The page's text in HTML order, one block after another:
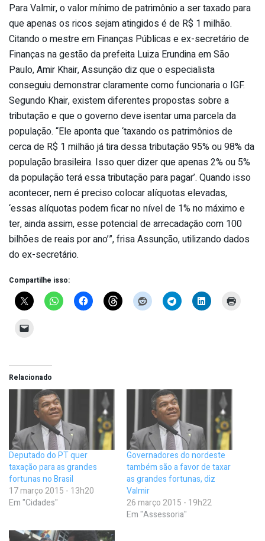
Para Valmir, o valor mínimo de patrimônio a ser taxado para
que apenas os ricos sejam atingidos é de R$ 1 milhão.
Citando o mestre em Finanças Públicas e ex-secretário de
Finanças na gestão da prefeita Luiza Erundina em São
Paulo, Amir Khair, Assunção diz que o especialista
conseguiu demonstrar claramente como funcionaria o IGF.
Segundo Khair, existem diferentes propostas sobre a
tributação e que o governo deve isentar uma parcela da
população. “Ele aponta que ‘taxando os patrimônios de
cerca de R$ 1 milhão já tira dessa tributação 95% ou 98% da
população brasileira. Isso quer dizer que apenas 2% ou 5%
da população terá essa tributação para pagar’. Quando isso
acontecer, nem é preciso colocar alíquotas elevadas,
‘essas alíquotas podem ficar no nível de 1% no máximo e
ter, ainda assim, esse potencial de arrecadação com 100
bilhões de reais por ano’”, frisa Assunção, utilizando dados
do ex-secretário.
Compartilhe isso:
Relacionado
Deputado do PT quer
taxação para as grandes
fortunas no Brasil
17 março 2015 - 13h20
Em "Cidades"
Governadores do nordeste
também são a favor de taxar
as grandes fortunas, diz
Valmir
26 março 2015 - 19h22
Em "Assessoria"